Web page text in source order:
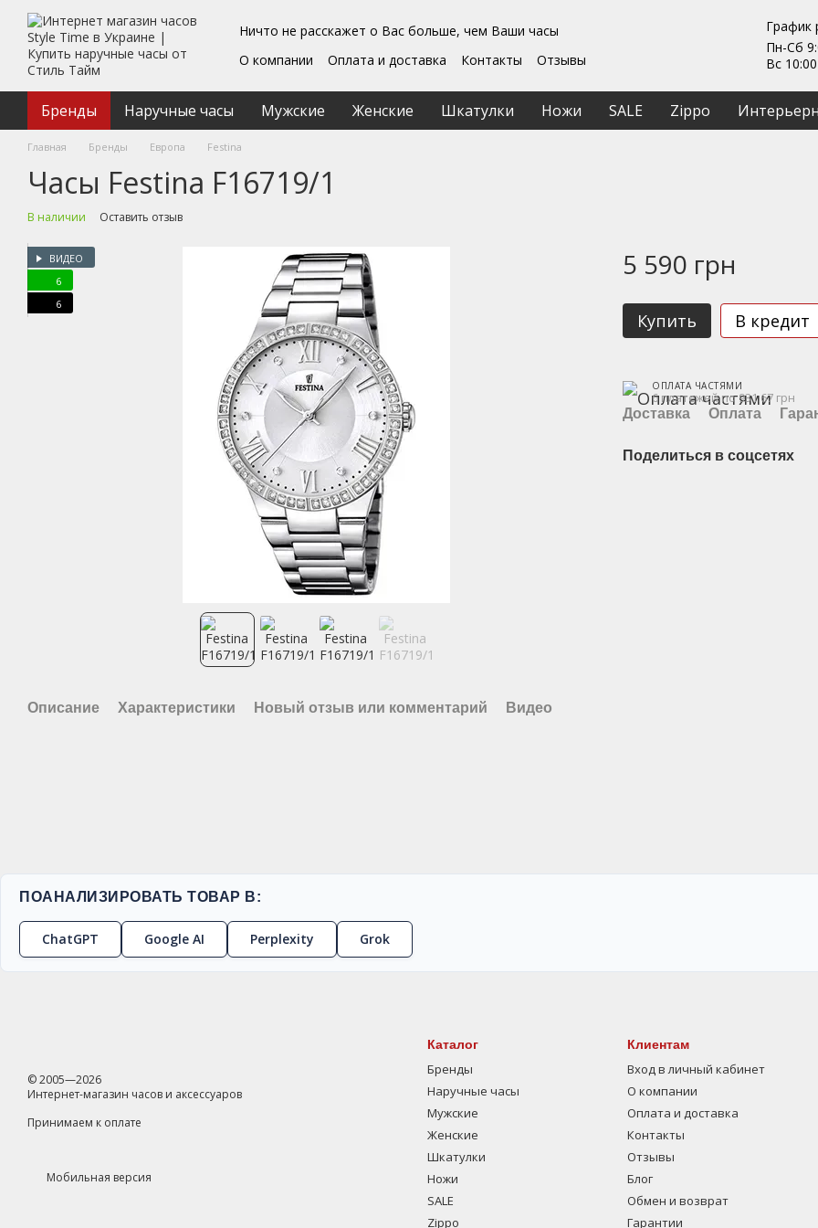
Перейти к основному контенту
Ничто не расскажет о Вас больше, чем Ваши часы
О компании
Оплата и доставка Контакты
Отзывы
Пользовательское соглашение
График
Пн-Сб
Вс
Бренды Наручные часы Мужские Женские Шкатулки Ножи SALE Zippo
Главная Бренды Европа Festina
Часы Festina F16719/1
В наличии Оставить отзыв
ВИДЕО
6
6
Описание Характеристики Новый отзыв или комментарий Видео
5 590 грн
Купить В кредит
ОПЛАТА ЧАСТЯМИ
6 платежей по 931.67 грн
Доставка Оплата
Поделиться в соцсетях
ПОАНАЛИЗИРОВАТЬ ТОВАР В:
ChatGPT Google AI Perplexity Grok
© 2005—2026
Интернет-магазин часов и аксессуаров
Принимаем к оплате
Мобильная версия
Каталог
Бренды
Наручные часы
Мужские
Женские
Шкатулки
Ножи
SALE
Zippo
Клиентам
Вход в личный кабинет
О компании
Оплата и доставка
Контакты
Отзывы
Блог
Обмен и возврат
Гарантии